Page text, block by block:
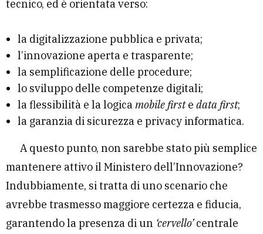
tecnico, ed è orientata verso:
la digitalizzazione pubblica e privata;
l’innovazione aperta e trasparente;
la semplificazione delle procedure;
lo sviluppo delle competenze digitali;
la flessibilità e la logica mobile firste data first;
la garanzia di sicurezza e privacy informatica.
A questo punto, non sarebbe stato più semplice
mantenere attivo il Ministero dell’Innovazione?
Indubbiamente, si tratta di uno scenario che
avrebbe trasmesso maggiore certezza e fiducia,
garantendo la presenza di un ‘cervello’centrale